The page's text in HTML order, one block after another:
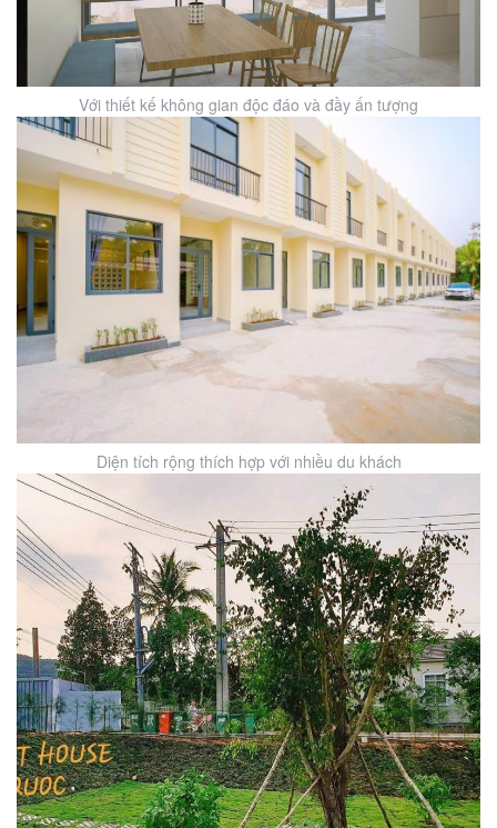
Với thiết kế không gian độc đáo và đầy ấn tượng
Diện tích rộng thích hợp với nhiều du khách